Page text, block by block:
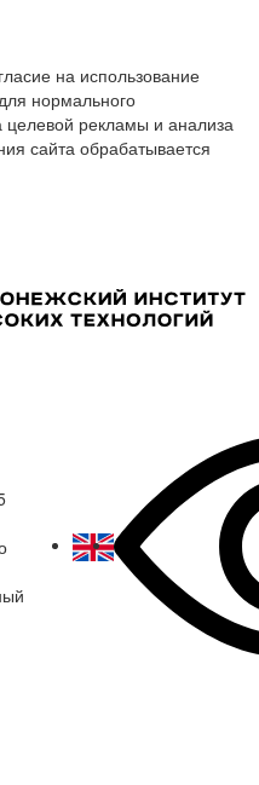
на использование
нормального
целевой рекламы и анализа
сайта обрабатывается